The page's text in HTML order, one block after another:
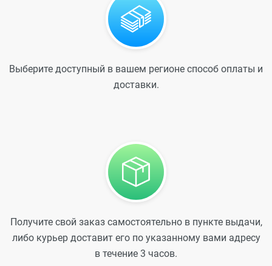
Выберите доступный в вашем регионе способ оплаты и
доставки.
Получите свой заказ самостоятельно в пункте выдачи,
либо курьер доставит его по указанному вами адресу
в течение 3 часов.